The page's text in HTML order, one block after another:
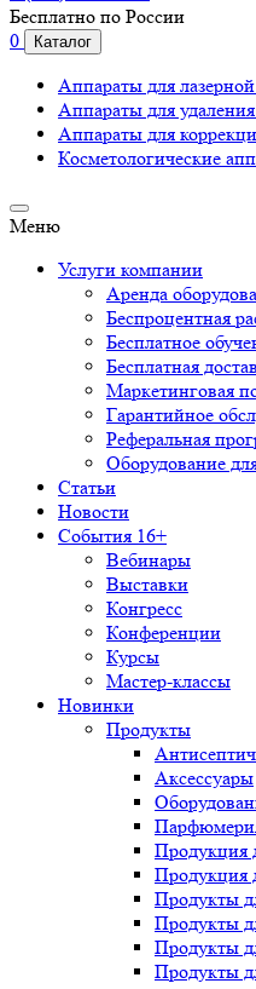
Бесплатно по России
0
Каталог
Аппараты для
Аппараты для
Аппараты для
Косметологические
Меню
Услуги компании
Аренда
Беспроцентная
Бесплатное
Бесплатная
Маркетинговая
Гарантийное
Реферальная
Оборудование
Статьи
Новости
События 16+
Вебинары
Выставки
Конгресс
Конференции
Курсы
Мастер-классы
Новинки
Продукты
Аксессуары
Продукция
Продукция
Продукты
Продукты
Продукты
Продукты